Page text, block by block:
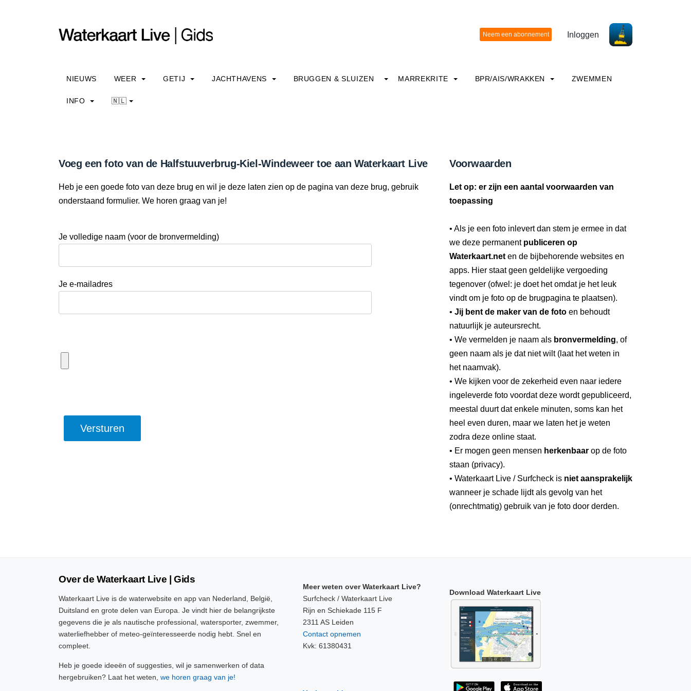
Inloggen
NIEUWS WEER GETIJ JACHTHAVENS BRUGGEN & SLUIZEN MARREKRITE BPR/AIS/WRAKKEN ZWEMMEN
INFO 🇳🇱
Voeg een foto van de Halfstuuverbrug-Kiel-Windeweer toe aan Waterkaart Live
Heb je een goede foto van deze brug en wil je deze laten zien op de pagina van deze brug, gebruik
onderstaand formulier. We horen graag van je!
Je volledige naam (voor de bronvermelding)
Je e-mailadres
Voorwaarden
Let op: er zijn een aantal voorwaarden van
toepassing
• Als je een foto inlevert dan stem je ermee in dat
we deze permanent publiceren op
Waterkaart.net en de bijbehorende websites en
apps. Hier staat geen geldelijke vergoeding
tegenover (ofwel: je doet het omdat je het leuk
vindt om je foto op de brugpagina te plaatsen).
• Jij bent de maker van de foto en behoudt
natuurlijk je auteursrecht.
• We vermelden je naam als bronvermelding, of
geen naam als je dat niet wilt (laat het weten in
het naamvak).
• We kijken voor de zekerheid even naar iedere
ingeleverde foto voordat deze wordt gepubliceerd,
meestal duurt dat enkele minuten, soms kan het
heel even duren, maar we laten het je weten
zodra deze online staat.
• Er mogen geen mensen herkenbaar op de foto
staan (privacy).
• Waterkaart Live / Surfcheck is niet aansprakelijk
wanneer je schade lijdt als gevolg van het
(onrechtmatig) gebruik van je foto door derden.
Over de Waterkaart Live | Gids
Waterkaart Live is de waterwebsite en app van Nederland, België,
Duitsland en grote delen van Europa. Je vindt hier de belangrijkste
gegevens die je als nautische professional, watersporter, zwemmer,
waterliefhebber of meteo-geïnteresseerde nodig hebt. Snel en
compleet.
Heb je goede ideeën of suggesties, wil je samenwerken of data
hergebruiken? Laat het weten, we horen graag van je!
Meer weten over Waterkaart Live?
Surfcheck / Waterkaart Live
Rijn en Schiekade 115 F
2311 AS Leiden
Contact opnemen
Kvk: 61380431
Download Waterkaart Live